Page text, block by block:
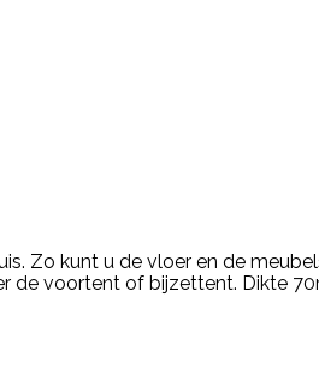
Zo kunt u de vloer en de
de voortent of bijzettent. Dikte